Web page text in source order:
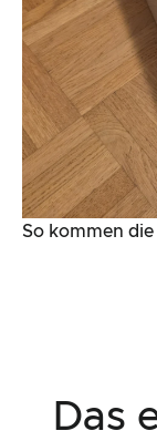
So kommen die
Das